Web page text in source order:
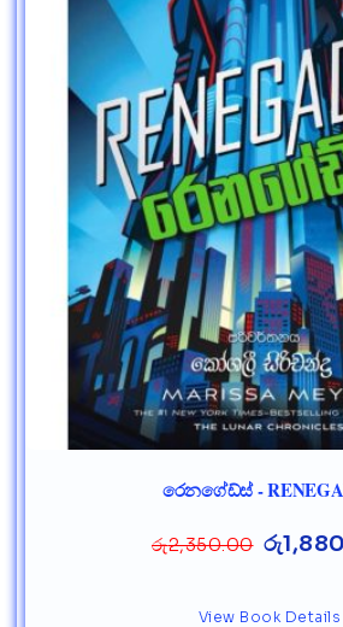
රෙනගේඩ්ස් -
රු2,350.00 රු
View Book Details